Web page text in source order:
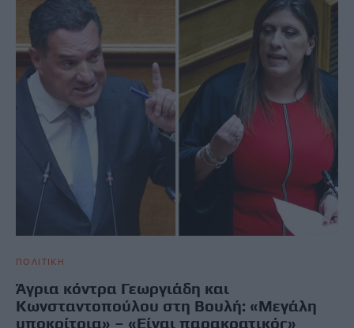
ΠΟΛΙΤΙΚΗ
Άγρια κόντρα Γεωργιάδη και
Κωνσταντοπούλου στη Βουλή: «Μεγάλη
υποκρίτρια» – «Είναι παρακρατικός»